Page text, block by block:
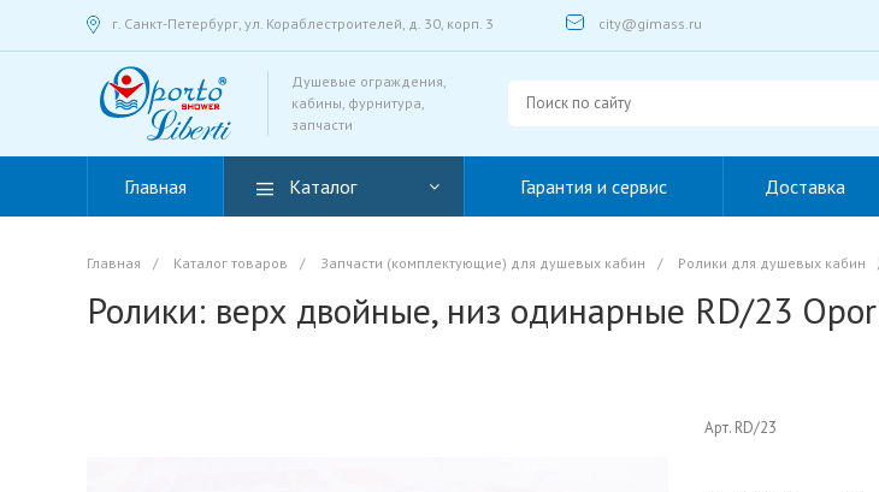
г. Санкт-Петербург, ул. Кораблестроителей, д. 30, корп. 3 city@gimass.ru
Душевые ограждения,
кабины, фурнитура,
запчасти
Главная Каталог Гарантия и сервис Доставка
Главная / Каталог товаров / Запчасти (комплектующие) для душевых кабин / Ролики для душевых кабин
Ролики: верх двойные, низ одинарные RD/23
Арт. RD/23